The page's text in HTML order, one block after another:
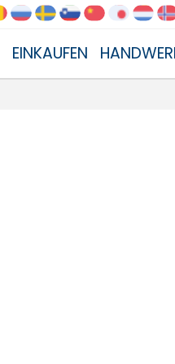
EINKAUFEN